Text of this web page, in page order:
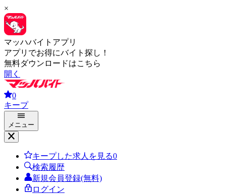
×
マッハバイトアプリ
アプリでお得にバイト探し！
無料ダウンロードはこちら
開く
0
キープ
メニュー
キープした求人を見る0
検索履歴
新規会員登録(無料)
ログイン